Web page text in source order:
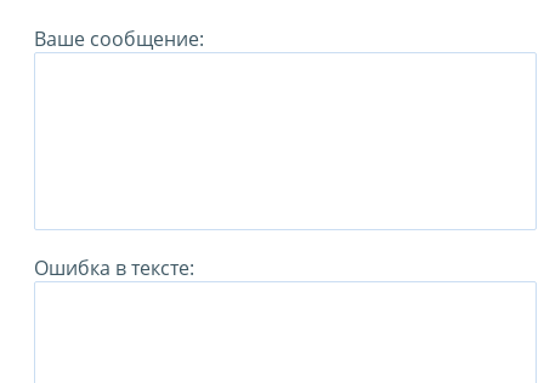
Ваше сообщение:
Ошибка в тексте: